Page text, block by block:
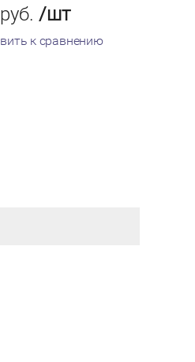
руб. /шт
к сравнению